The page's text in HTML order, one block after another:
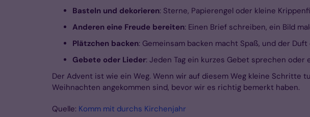
Basteln und dekorieren: Sterne, Papierengel oder kleine
Anderen eine Freude bereiten: Einen Brief schreiben, ein Bild
Plätzchen backen: Gemeinsam backen macht Spaß, und der
Gebete oder Lieder: Jeden Tag ein kurzes Gebet sprechen
Der Advent ist wie ein Weg. Wenn wir auf diesem Weg kleine Schritte
Weihnachten angekommen sind, bevor wir es richtig bemerkt haben.
Quelle: Komm mit durchs Kirchenjahr